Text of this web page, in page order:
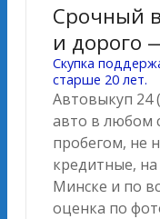
Срочный
и дорого
Скупка
старше 20 лет.
Автовыкуп 24
авто в любом
пробегом, не
кредитные,
Минске и по
оценка по